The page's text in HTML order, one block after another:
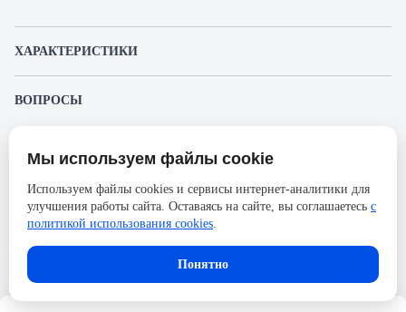
В корзину
ХАРАКТЕРИСТИКИ
Производитель
Серия
NXB-63
Номинальный ток
Напряжение, В
230
Количество полюсов
ВОПРОСЫ
Пожалуйста, авторизуйтесь, чтобы иметь
возможность оставлять вопросы.
Представленные изображения и характеристики могут отличаться от реального
без предварительного уведомления. Компания АйДистрибьют не несёт
ответственности в случае не соответствия текущей модели товаров фотографиям,
размещённым в карточке товара.
Мы используем файлы cookie
Используем файлы cookies и сервисы интернет-аналитики для
улучшения работы сайта. Оставаясь на сайте, вы соглашаетесь с
политикой использования cookies.
Понятно